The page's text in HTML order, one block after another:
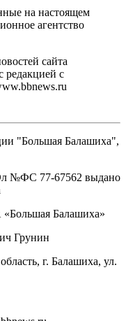
на настоящем
агентство
сайта
редакцией с
"Большая Балашиха",
№ФС ‎77-67562 выдано
Балашиха»
Грунин
г. Балашиха, ул.